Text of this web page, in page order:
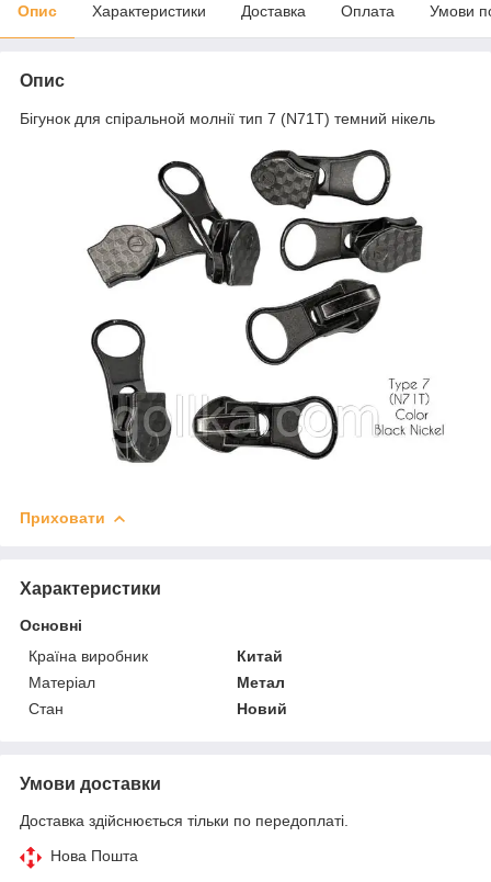
Опис Характеристики Доставка Оплата Умови
Опис
Бігунок для спіральной молнії тип 7 (N71T) темний нікель
Приховати
Характеристики
Основні
Країна виробник
Китай
Матеріал
Метал
Стан
Новий
Умови доставки
Доставка здійснюється тільки по передоплаті.
Нова Пошта